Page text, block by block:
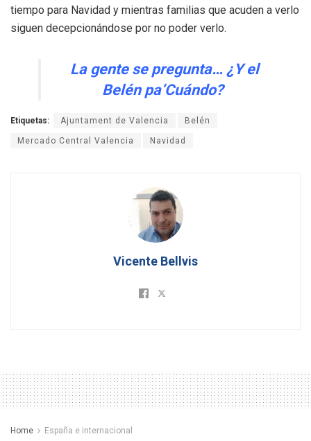
tiempo para Navidad y mientras familias que acuden a verlo
siguen decepcionándose por no poder verlo.
La gente se pregunta… ¿Y el
Belén pa’Cuándo?
Etiquetas: Ajuntament de Valencia Belén
Mercado Central Valencia Navidad
Vicente Bellvis
Home España e internacional